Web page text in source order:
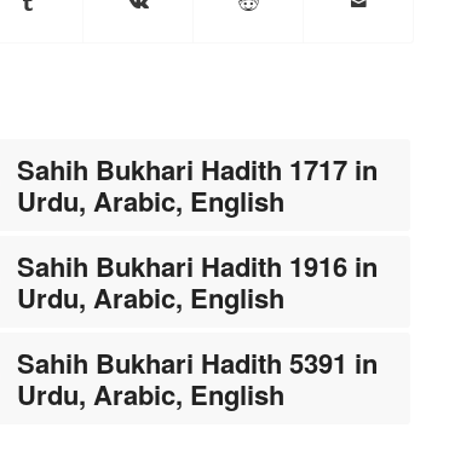
Sahih Bukhari Hadith 1717 in
Urdu, Arabic, English
Sahih Bukhari Hadith 1916 in
Urdu, Arabic, English
Sahih Bukhari Hadith 5391 in
Urdu, Arabic, English